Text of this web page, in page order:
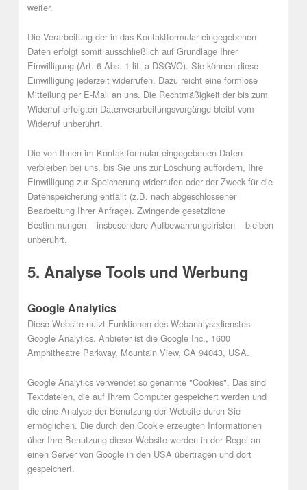
weiter.
Die Verarbeitung der in das Kontaktformular eingegebenen
Daten erfolgt somit ausschließlich auf Grundlage Ihrer
Einwilligung (Art. 6 Abs. 1 lit. a DSGVO). Sie können diese
Einwilligung jederzeit widerrufen. Dazu reicht eine formlose
Mitteilung per E-Mail an uns. Die Rechtmäßigkeit der bis zum
Widerruf erfolgten Datenverarbeitungsvorgänge bleibt vom
Widerruf unberührt.
Die von Ihnen im Kontaktformular eingegebenen Daten
verbleiben bei uns, bis Sie uns zur Löschung auffordern, Ihre
Einwilligung zur Speicherung widerrufen oder der Zweck für die
Datenspeicherung entfällt (z.B. nach abgeschlossener
Bearbeitung Ihrer Anfrage). Zwingende gesetzliche
Bestimmungen – insbesondere Aufbewahrungsfristen – bleiben
unberührt.
5. Analyse Tools und Werbung
Google Analytics
Diese Website nutzt Funktionen des Webanalysedienstes
Google Analytics. Anbieter ist die Google Inc., 1600
Amphitheatre Parkway, Mountain View, CA 94043, USA.
Google Analytics verwendet so genannte "Cookies". Das sind
Textdateien, die auf Ihrem Computer gespeichert werden und
die eine Analyse der Benutzung der Website durch Sie
ermöglichen. Die durch den Cookie erzeugten Informationen
über Ihre Benutzung dieser Website werden in der Regel an
einen Server von Google in den USA übertragen und dort
gespeichert.